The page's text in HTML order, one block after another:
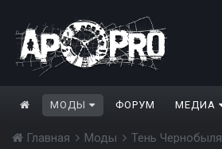
МОДЫ ФОРУМ МЕДИА
Главная Моды Тень Чернобыля